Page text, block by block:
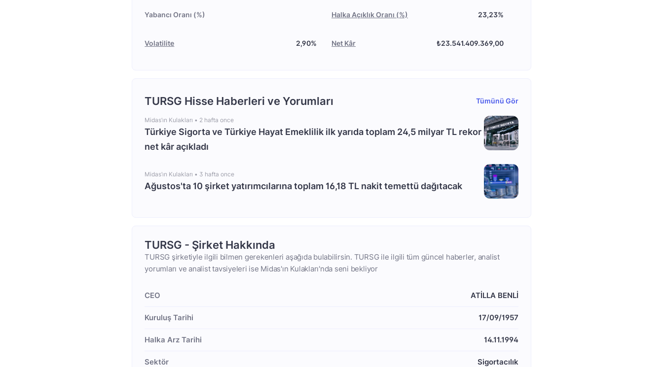
Yabancı Oranı (%)
Volatilite 2,90%
Halka Açıklık Oranı (%) 23,23%
Net Kâr ₺23.541.409.369,00
TURSG Hisse Haberleri ve Yorumları Tümünü Gör
Midas’ın Kulakları • 2 hafta once
Türkiye Sigorta ve Türkiye Hayat Emeklilik ilk yarıda toplam 24,5 milyar TL rekor
net kâr açıkladı
Midas’ın Kulakları • 3 hafta once
Ağustos'ta 10 şirket yatırımcılarına toplam 16,18 TL nakit temettü dağıtacak
TURSG - Şirket Hakkında
TURSG şirketiyle ilgili bilmen gerekenleri aşağıda bulabilirsin. TURSG ile ilgili tüm güncel haberler, analist
yorumları ve analist tavsiyeleri ise Midas'ın Kulakları'nda seni bekliyor
CEO ATİLLA BENLİ
Kuruluş Tarihi 17/09/1957
Halka Arz Tarihi 14.11.1994
Sektör Sigortacılık